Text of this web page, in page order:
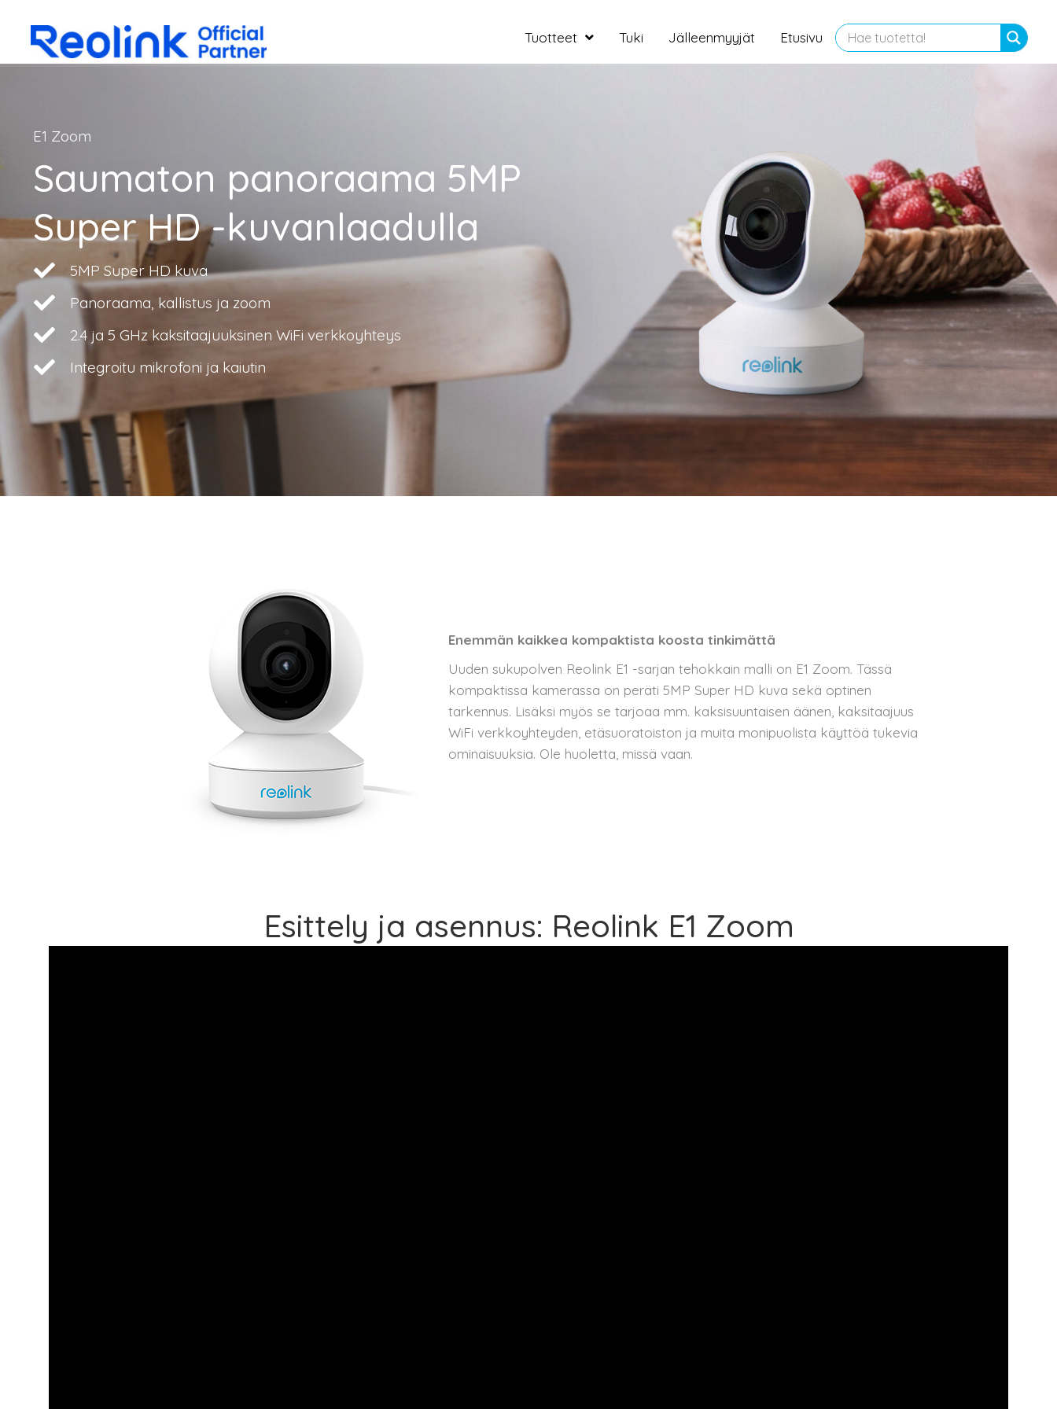
Tuotteet Tuki Jälleenmyyjät Etusivu
E1 Zoom
Saumaton panoraama 5MP
Super HD -kuvanlaadulla
5MP Super HD kuva
Panoraama, kallistus ja zoom
2.4 ja 5 GHz kaksitaajuuksinen WiFi verkkoyhteys
Integroitu mikrofoni ja kaiutin
Enemmän kaikkea kompaktista koosta tinkimättä
Uuden sukupolven Reolink E1 -sarjan tehokkain malli on E1 Zoom. Tässä
kompaktissa kamerassa on peräti 5MP Super HD kuva sekä optinen
tarkennus. Lisäksi myös se tarjoaa mm. kaksisuuntaisen äänen, kaksitaajuus
WiFi verkkoyhteyden, etäsuoratoiston ja muita monipuolista käyttöä tukevia
ominaisuuksia. Ole huoletta, missä vaan.
Esittely ja asennus: Reolink E1 Zoom